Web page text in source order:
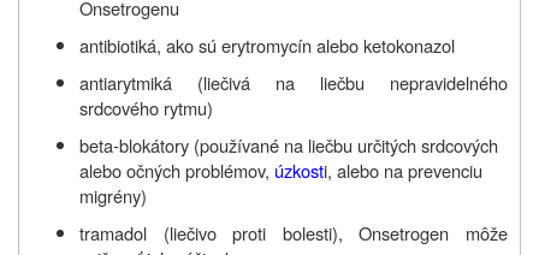
Onsetrogenu
antibiotiká, ako sú erytromycín alebo ketokonazol
antiarytmiká (liečivá na liečbu nepravidelného
srdcového rytmu)
beta-blokátory (používané na liečbu určitých srdcových
alebo očných problémov, úzkosti, alebo na prevenciu
migrény)
tramadol (liečivo proti bolesti), Onsetrogen môže